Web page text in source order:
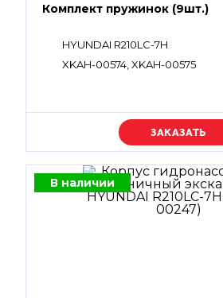
Комплект пружинок (9шт.)
HYUNDAI R210LC-7H
XKAH-00574, XKAH-00575
Уточняйте цену
В наличии